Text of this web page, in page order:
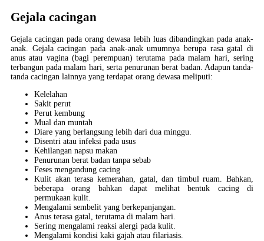
Gejala cacingan
Gejala cacingan pada orang dewasa lebih luas dibandingkan pada anak-
anak. Gejala cacingan pada anak-anak umumnya berupa rasa gatal di
anus atau vagina (bagi perempuan) terutama pada malam hari, sering
terbangun pada malam hari, serta penurunan berat badan. Adapun tanda-
tanda cacingan lainnya yang terdapat orang dewasa meliputi:
Kelelahan
Sakit perut
Perut kembung
Mual dan muntah
Diare yang berlangsung lebih dari dua minggu.
Disentri atau infeksi pada usus
Kehilangan napsu makan
Penurunan berat badan tanpa sebab
Feses mengandung cacing
Kulit akan terasa kemerahan, gatal, dan timbul ruam. Bahkan,
beberapa orang bahkan dapat melihat bentuk cacing di
permukaan kulit.
Mengalami sembelit yang berkepanjangan.
Anus terasa gatal, terutama di malam hari.
Sering mengalami reaksi alergi pada kulit.
Mengalami kondisi kaki gajah atau filariasis.